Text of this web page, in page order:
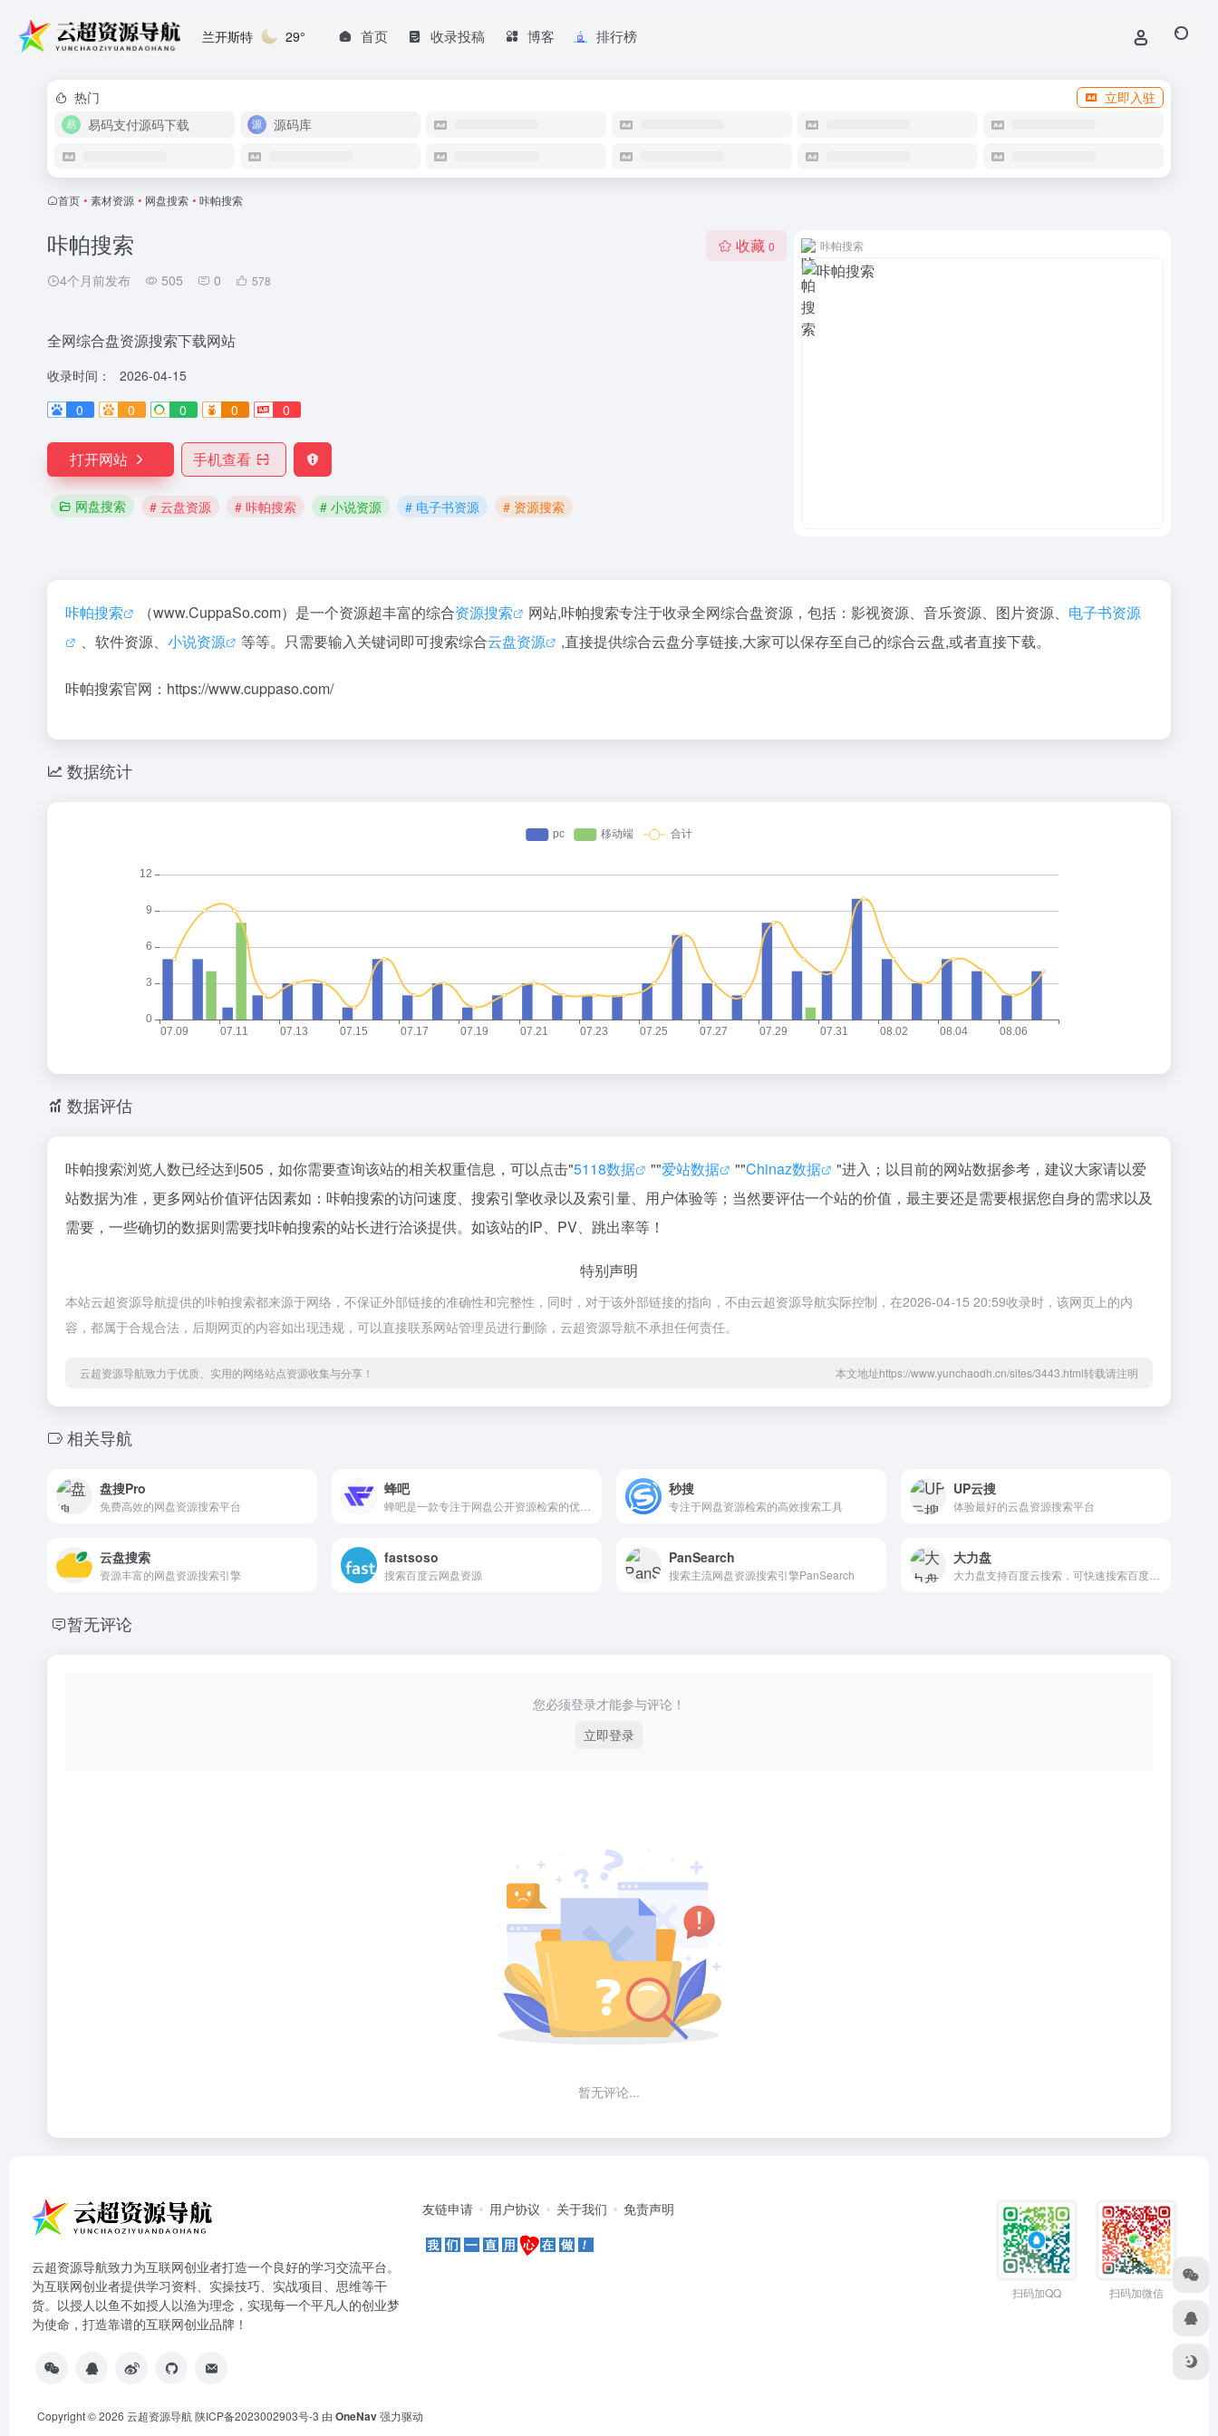
兰开斯特 29° 首页 收录投稿 博客 排行榜
热门
立即入驻
易码支付源码下载
源码库
首页 • 素材资源 • 网盘搜索 • 咔帕搜索
咔帕搜索
4个月前发布 505 0 578
收藏 0
全网综合盘资源搜索下载网站
收录时间：
2026-04-15
0
0 0 0 0
打开网站 手机查看
网盘搜索 # 云盘资源 # 咔帕搜索 # 小说资源 # 电子书资源 # 资源搜索
咔帕搜索
咔帕搜索 （www.CuppaSo.com）是一个资源超丰富的综合资源搜索 网站,咔帕搜索专注于收录全网综合盘资源，包括：影视资源、音乐资源、图片资源、 电子书资源
、软件资源、 小说资源 等等。只需要输入关键词即可搜索综合云盘资源 ,直接提供综合云盘分享链接,大家可以保存至自己的综合云盘,或者直接下载。
咔帕搜索官网：https://www.cuppaso.com/
数据统计
数据评估
咔帕搜索浏览人数已经达到505，如你需要查询该站的相关权重信息，可以点击"5118数据 ""爱站数据 ""Chinaz数据
"进入；以目前的网站数据参考，建议大家请以爱
站数据为准，更多网站价值评估因素如：咔帕搜索的访问速度、搜索引擎收录以及索引量、用户体验等；当然要评估一个站的价值，最主要还是需要根据您自身的需求以及
需要，一些确切的数据则需要找咔帕搜索的站长进行洽谈提供。如该站的IP、PV、跳出率等！
特别声明
本站云超资源导航提供的咔帕搜索都来源于网络，不保证外部链接的准确性和完整性，同时，对于该外部链接的指向，不由云超资源导航实际控制，在2026-04-15 20:59收录时，该网页上的内
容，都属于合规合法，后期网页的内容如出现违规，可以直接联系网站管理员进行删除，云超资源导航不承担任何责任。
云超资源导航致力于优质、实用的网络站点资源收集与分享！ 本文地址https://www.yunchaodh.cn/sites/3443.html转载请注明
相关导航
盘搜Pro
免费高效的网盘资源搜索平台
蜂吧 秒搜
专注于网盘资源检索的高效搜索工具
UP云搜
体验最好的云盘资源搜索平台
云盘搜索
资源丰富的网盘资源搜索引擎
fastsoso
搜索百度云网盘资源
PanSearch
搜索主流网盘资源搜索引擎PanSearch
大力盘
暂无评论
您必须登录才能参与评论！
立即登录
暂无评论...
云超资源导航致力为互联网创业者打造一个良好的学习交流平台。
为互联网创业者提供学习资料、实操技巧、实战项目、思维等干
货。以授人以鱼不如授人以渔为理念，实现每一个平凡人的创业梦
为使命，打造靠谱的互联网创业品牌！
友链申请 用户协议 关于我们 免责声明
扫码加QQ 扫码加微信
Copyright © 2026 云超资源导航陕ICP备2023002903号-3 由 OneNav强力驱动